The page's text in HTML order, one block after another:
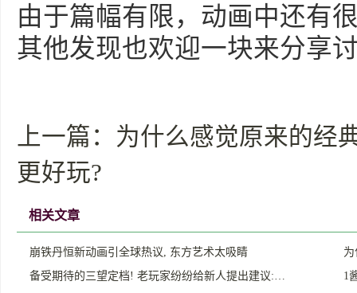
由于篇幅有限，动画中还有
其他发现也欢迎一块来分享
上一篇： 为什么感觉原来的经
更好玩?
相关文章
崩铁丹恒新动画引全球热议, 东方艺术太吸睛
备受期待的三望定档! 老玩家纷纷给新人提出建议:…
1